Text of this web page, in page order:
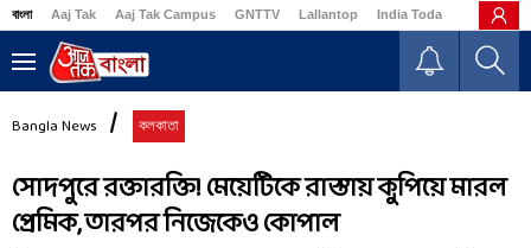
বাংলা Aaj Tak Aaj Tak Campus GNTTV Lallantop India Today Business
Bangla News কলকাতা
সোদপুরে রক্তারক্তি! মেয়েটিকে রাস্তায় কুপিয়ে মারল
প্রেমিক, তারপর নিজেকেও কোপাল